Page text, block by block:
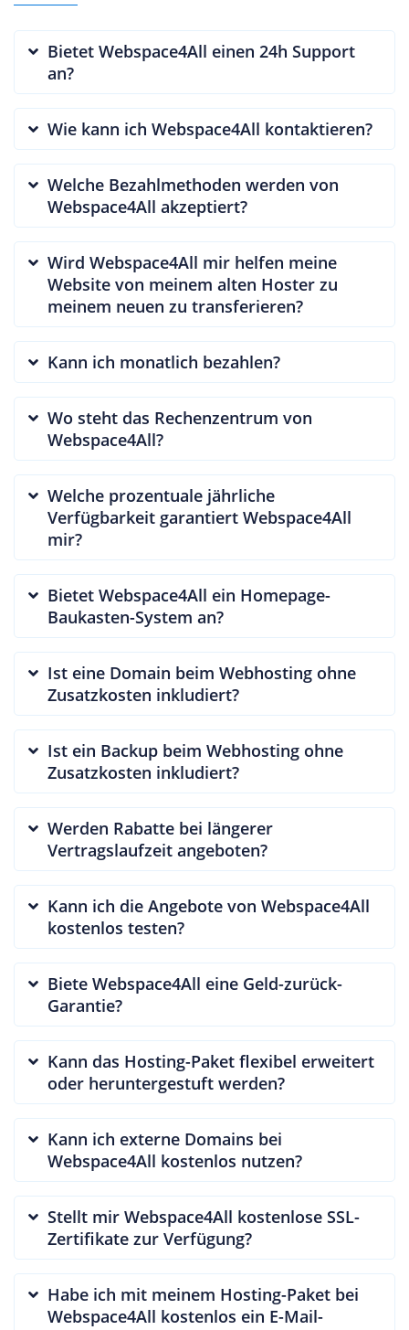
Bietet Webspace4All einen 24h Support
an?
Wie kann ich Webspace4All kontaktieren?
Welche Bezahlmethoden werden von
Webspace4All akzeptiert?
Wird Webspace4All mir helfen meine
Website von meinem alten Hoster zu
meinem neuen zu transferieren?
Kann ich monatlich bezahlen?
Wo steht das Rechenzentrum von
Webspace4All?
Welche prozentuale jährliche
Verfügbarkeit garantiert Webspace4All
mir?
Bietet Webspace4All ein Homepage-
Baukasten-System an?
Ist eine Domain beim Webhosting ohne
Zusatzkosten inkludiert?
Ist ein Backup beim Webhosting ohne
Zusatzkosten inkludiert?
Werden Rabatte bei längerer
Vertragslaufzeit angeboten?
Kann ich die Angebote von Webspace4All
kostenlos testen?
Biete Webspace4All eine Geld-zurück-
Garantie?
Kann das Hosting-Paket flexibel erweitert
oder heruntergestuft werden?
Kann ich externe Domains bei
Webspace4All kostenlos nutzen?
Stellt mir Webspace4All kostenlose SSL-
Zertifikate zur Verfügung?
Habe ich mit meinem Hosting-Paket bei
Webspace4All kostenlos ein E-Mail-